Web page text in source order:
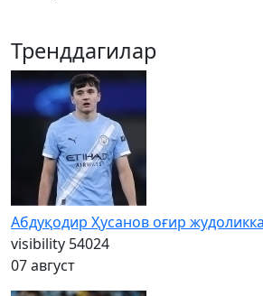
Тренддагилар
Абдуқодир Ҳусанов оғир
visibility 54024
07 август